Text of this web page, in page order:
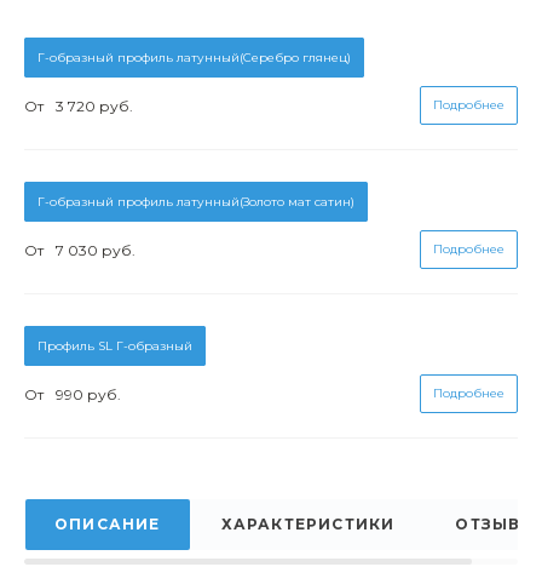
Г-образный профиль латунный(Серебро глянец)
От 3 720 руб. Подробнее
Г-образный профиль латунный(Золото мат сатин)
От 7 030 руб. Подробнее
Профиль SL Г-образный
От 990 руб. Подробнее
ОПИСАНИЕ ХАРАКТЕРИСТИКИ ОТЗЫВЫ